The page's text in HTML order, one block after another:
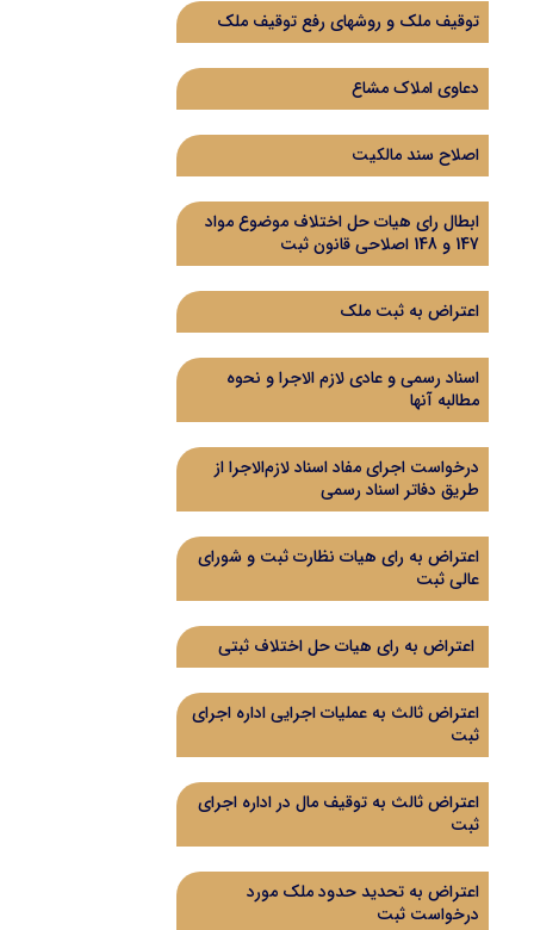
توقیف ملک و روشهای رفع توقیف ملک
دعاوی املاک مشاع
اصلاح سند مالکیت
ابطال رای هیات حل اختلاف موضوع مواد
147 و 148 اصلاحی قانون ثبت
اعتراض به ثبت ملک
اسناد رسمی و عادی لازم الاجرا و نحوه
مطالبه آنها
درخواست اجرای مفاد اسناد لازم‌الاجرا از
طریق دفاتر اسناد رسمی
اعتراض به رای هیات نظارت ثبت و شورای
عالی ثبت
اعتراض به رای هيات حل اختلاف ثبتی
اعتراض ثالث به عملیات اجرایی اداره اجرای
ثبت
اعتراض ثالث به توقیف مال در اداره اجرای
ثبت
اعتراض به تحدید حدود ملک مورد
درخواست ثبت